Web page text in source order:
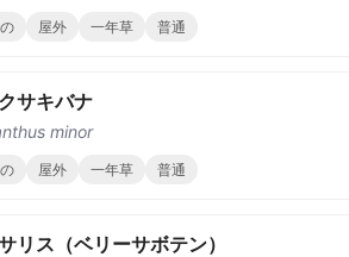
屋外 一年草 普通
サキバナ
minor
屋外 一年草 普通
リス（ベリーサボテン）